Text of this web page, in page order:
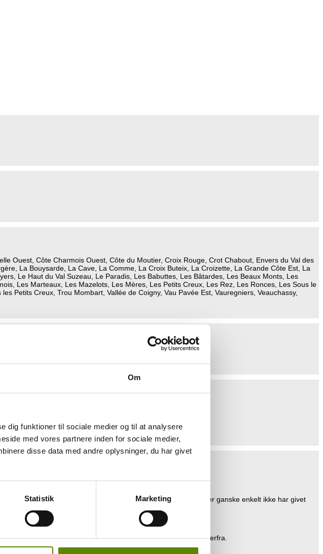
Om
dig funktioner til sociale medier og til at analysere
med vores partnere inden for sociale medier,
disse data med andre oplysninger, du har givet
Statistik Marketing
Ouest, Côte Charmois Ouest, Côte du Moutier, Croix Rouge, Crot Chabout, Envers du Val des
La Bouysarde, La Cave, La Comme, La Croix Buteix, La Croizette, La Grande Côte Est, La
Le Haut du Val Suzeau, Le Paradis, Les Babuttes, Les Bâtardes, Les Beaux Monts, Les
Les Marteaux, Les Mazelots, Les Mères, Les Petits Creux, Les Rez, Les Ronces, Les Sous le
Petits Creux, Trou Mombart, Vallée de Coigny, Vau Pavée Est, Vauregniers, Veauchassy,
og Domainer. Ligeledes kan der være producenter, der ganske enkelt ikke har givet
finde dem.
og læse mere om producenten, og vinene jeg importerer derfra.